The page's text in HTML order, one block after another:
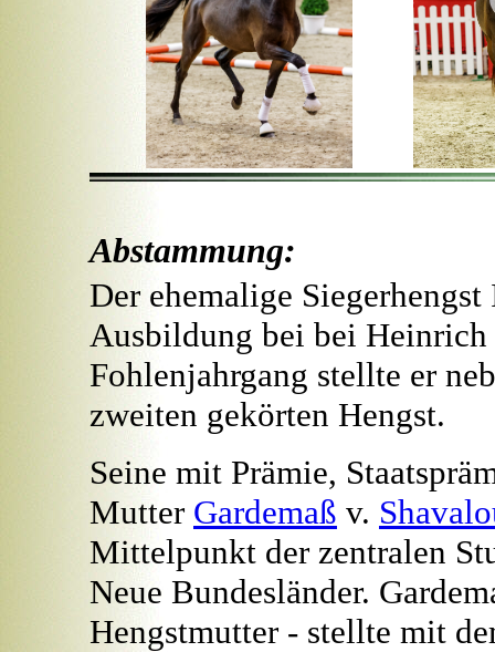
Abstammung:
Der ehemalige
Ausbildung bei bei Heinrich
Fohlenjahrgang stellte er
zweiten gekörten Hengst.
Seine mit Prämie,
Mutter Gardemaß v.
Mittelpunkt der zentralen
Neue Bundesländer.
Hengstmutter - stellte mit